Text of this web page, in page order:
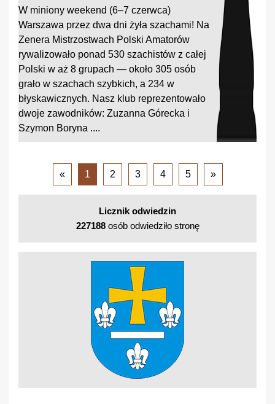
Licznik odwiedzin
227188osób odwiedziło stronę
W miniony weekend (6–7 czerwca)
Warszawa przez dwa dni żyła szachami! Na
Zenera Mistrzostwach Polski Amatorów
rywalizowało ponad 530 szachistów z całej
Polski w aż 8 grupach — około 305 osób
grało w szachach szybkich, a 234 w
błyskawicznych. Nasz klub reprezentowało
dwoje zawodników: Zuzanna Górecka i
Szymon Boryna ....
« 1 2 3 4 5 »